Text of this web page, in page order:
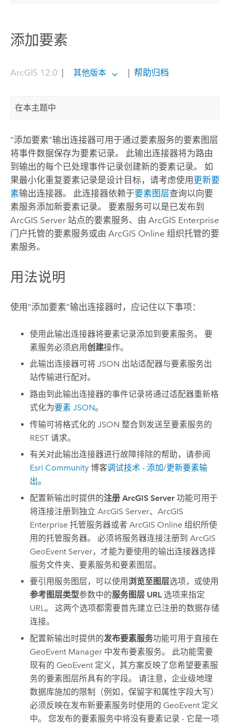
添加要素
ArcGIS 12.0 其他版本 帮助归档
在本主题中
“添加要素”输出连接器可用于通过要素服务的要素图层
将事件数据保存为要素记录。 此输出连接器将为路由
到输出的每个已处理事件记录创建新的要素记录。 如
果最小化重复要素记录是设计目标，请考虑使用更新要
素输出连接器。 此连接器依赖于要素图层查询以向要
素服务添加新要素记录。 要素服务可以是已发布到
ArcGIS Server站点的要素服务、由 ArcGIS Enterprise
门户托管的要素服务或由 ArcGIS Online 组织托管的要
素服务。
用法说明
使用“添加要素”输出连接器时，应记住以下事项：
使用此输出连接器将要素记录添加到要素服务。 要
素服务必须启用创建操作。
此输出连接器可将 JSON 出站适配器与要素服务出
站传输进行配对。
路由到此输出连接器的事件记录将通过适配器重新格
式化为要素 JSON。
传输可将格式化的 JSON 整合到发送至要素服务的
REST 请求。
有关对此输出连接器进行故障排除的帮助，请参阅
Esri Community 博客调试技术 - 添加/更新要素输
出。
配置新输出时提供的注册 ArcGIS Server 功能可用于
将连接注册到独立ArcGIS Server、ArcGIS
Enterprise 托管服务器或者ArcGIS Online 组织所使
用的托管服务器。 必须将服务器连接注册到ArcGIS
GeoEvent Server，才能为要使用的输出连接器选择
服务文件夹、要素服务和要素图层。
要引用服务图层，可以使用浏览至图层选项，或使用
参考图层类型参数中的服务图层 URL 选项来指定
URL。 这两个选项都需要首先建立已注册的数据存储
连接。
配置新输出时提供的发布要素服务功能可用于直接在
GeoEvent Manager 中发布要素服务。 此功能需要
现有的 GeoEvent 定义，其方案反映了您希望要素服
务的要素图层所具有的字段。 请注意，企业级地理
数据库施加的限制（例如，保留字和属性字段大写）
必须反映在发布新要素服务时使用的 GeoEvent 定义
中。 您发布的要素服务中将没有要素记录 - 它是一项